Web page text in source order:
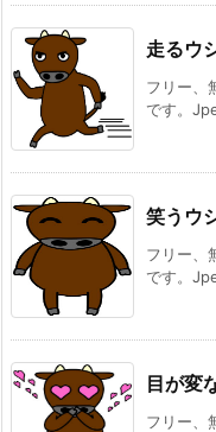
走るウ
フリー、
です。
笑うウ
フリー、
です。
目が変
フリー、